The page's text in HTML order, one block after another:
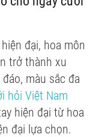
đại, hoa môn
trở thành xu
màu sắc đa
hỏi Việt Nam
hiện đại từ hoa
đại lựa chọn.